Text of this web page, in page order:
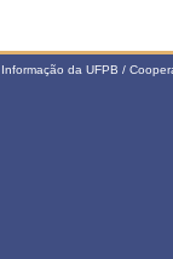
da UFPB /